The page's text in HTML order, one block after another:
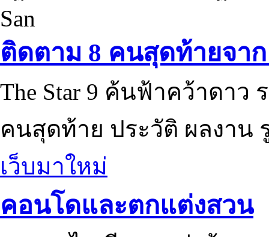
San
ติดตาม 8 คนสุดท้ายจาก
The Star 9 ค้นฟ้าคว้าดาว
คนสุดท้าย ประวัติ ผลงาน
เว็บมาใหม่
คอนโดและตกแต่งสวน